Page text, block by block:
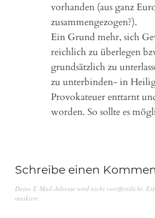
vorhanden (aus ganz
zusammengezogen?).
Ein Grund mehr, sich
reichlich zu überlegen
grundsätzlich zu
zu unterbinden- in
Provokateuer enttarnt
worden. So sollte es
Schreibe einen
Deine E-Mail-Adresse wird nicht veröffentlicht.
markiert